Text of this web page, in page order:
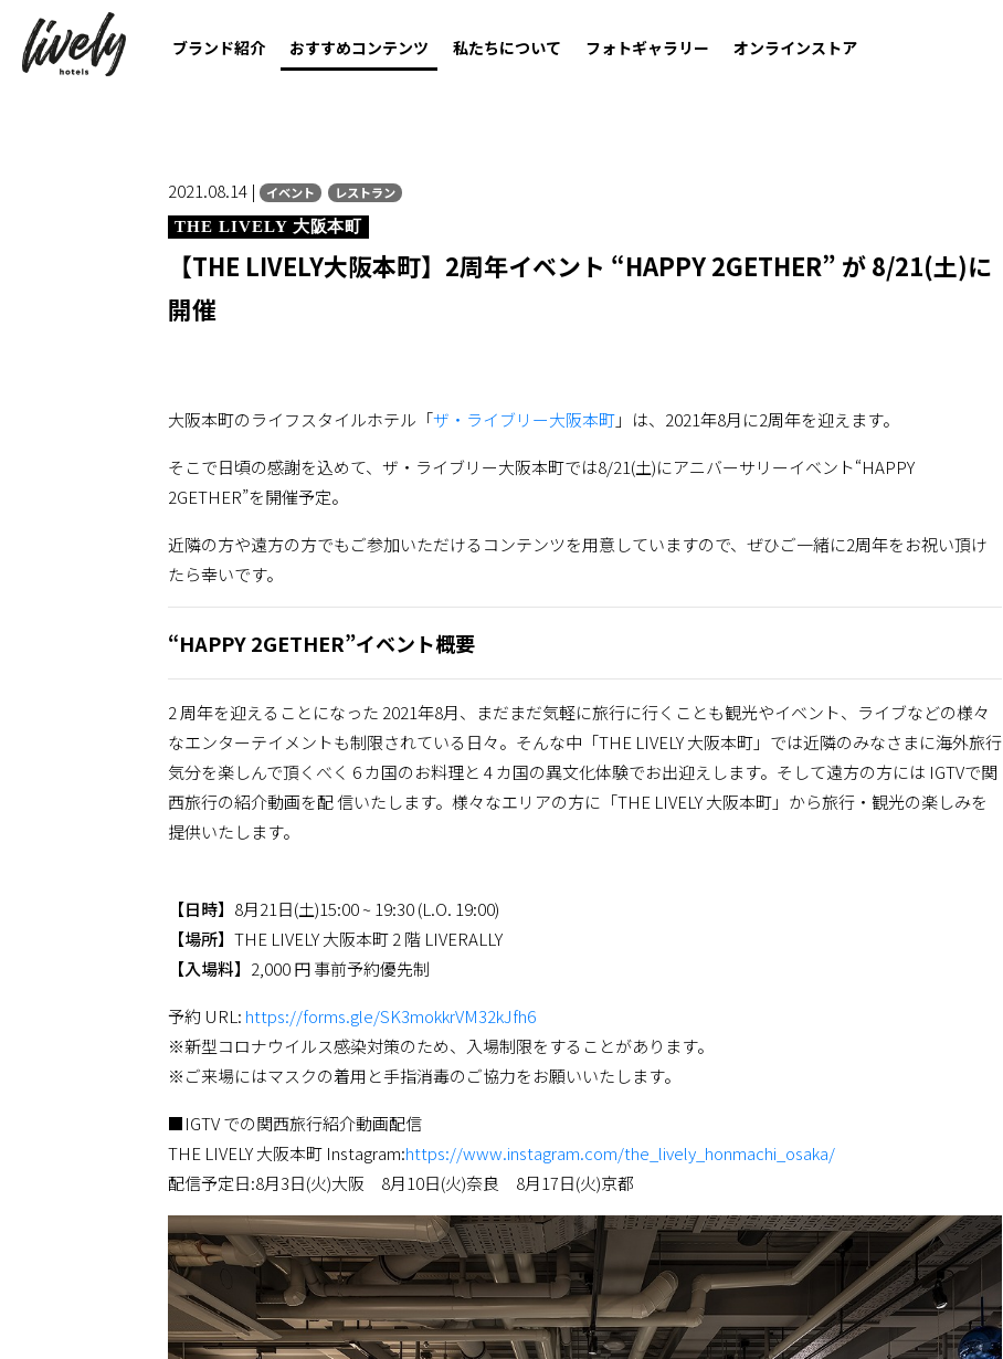
ブランド紹介 おすすめコンテンツ 私たちについて フォトギャラリー オンラインストア
2021.08.14 | イベント
レストラン
THE LIVELY 大阪本町
【THE LIVELY大阪本町】2周年イベント “HAPPY 2GETHER” が 8/21(土)に
開催
大阪本町のライフスタイルホテル「ザ・ライブリー大阪本町」は、2021年8月に2周年を迎えます。
そこで日頃の感謝を込めて、ザ・ライブリー大阪本町では8/21(土)にアニバーサリーイベント“HAPPY
2GETHER”を開催予定。
近隣の方や遠方の方でもご参加いただけるコンテンツを用意していますので、ぜひご一緒に2周年をお祝い頂け
たら幸いです。
“HAPPY 2GETHER”イベント概要
2 周年を迎えることになった 2021年8月、まだまだ気軽に旅行に行くことも観光やイベント、ライブなどの様々
なエンターテイメントも制限されている日々。そんな中「THE LIVELY 大阪本町」では近隣のみなさまに海外旅行
気分を楽しんで頂くべく 6 カ国のお料理と 4 カ国の異文化体験でお出迎えします。そして遠方の方には IGTVで関
⻄旅行の紹介動画を配 信いたします。様々なエリアの方に「THE LIVELY 大阪本町」から旅行・観光の楽しみを
提供いたします。
【日時】 8月21日(土)15:00 ~ 19:30 (L.O. 19:00)
【場所】 THE LIVELY 大阪本町 2 階 LIVERALLY
【入場料】 2,000 円 事前予約優先制
予約 URL: https://forms.gle/SK3mokkrVM32kJfh6
※新型コロナウイルス感染対策のため、入場制限をすることがあります。
※ご来場にはマスクの着用と手指消毒のご協力をお願いいたします。
■IGTV での関⻄旅行紹介動画配信
THE LIVELY 大阪本町 Instagram:https://www.instagram.com/the_lively_honmachi_osaka/
配信予定日:8月3日(火)大阪 8月10日(火)奈良 8月17日(火)京都